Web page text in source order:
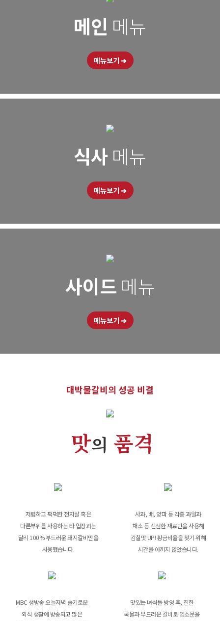
메인 메뉴
메뉴보기 ➔
식사 메뉴
메뉴보기 ➔
사이드 메뉴
메뉴보기 ➔
대박물갈비의 성공 비결
맛의 품격
저렴하고 퍽퍽한 전지살 혹은
다른부위를 사용하는 타 업장과는
달리 100% 부드러운 돼지갈비만을
사용했습니다.
사과, 배, 양파 등 각종 과일과
채소 등 신선한 재료만을 사용해
감칠맛 UP! 황금비율을 찾기 위해
시간을 아끼지 않았습니다.
MBC 생방송 오늘저녁 슬기로운
외식 생활에 방송되고 많은
맛있는 녀석들 방영 후, 진한
국물과 부드러운 갈비로 입소문을